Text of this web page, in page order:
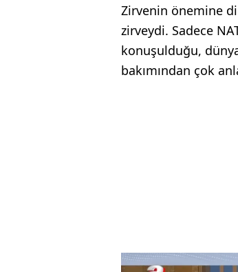
Zirvenin önemine
zirveydi. Sadece
konuşulduğu,
bakımından çok